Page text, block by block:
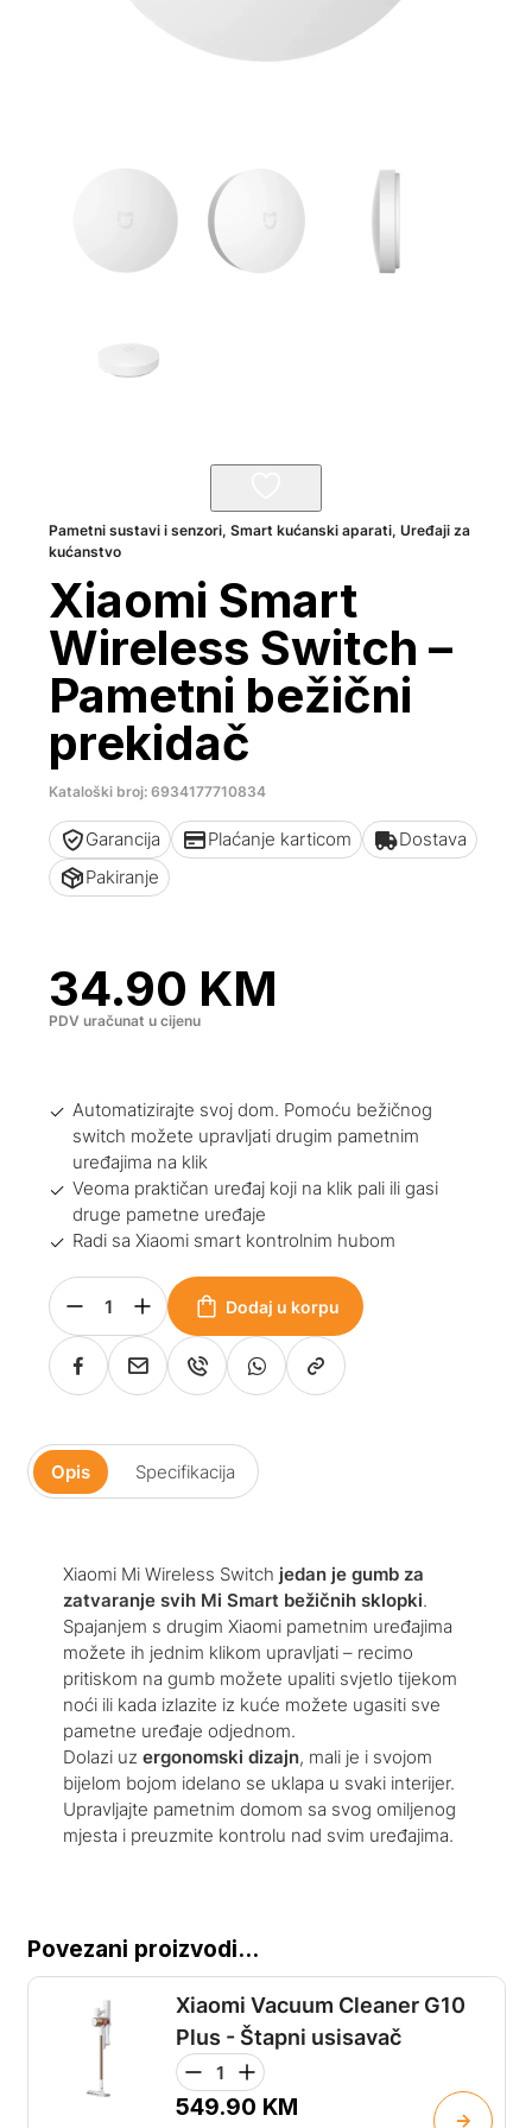
Pametni sustavi i senzori,Smart kućanski aparati,Uređaji za
kućanstvo
Xiaomi Smart
Wireless Switch –
Pametni bežični
prekidač
Kataloški broj: 6934177710834
Garancija Plaćanje karticom
Dostava
Pakiranje
34.90 KM
PDV uračunat u cijenu
Automatizirajte svoj dom. Pomoću bežičnog
switch možete upravljati drugim pametnim
uređajima na klik
Veoma praktičan uređaj koji na klik pali ili gasi
druge pametne uređaje
Radi sa Xiaomi smart kontrolnim hubom
Dodaj u korpu
Opis Specifikacija
Xiaomi Mi Wireless Switch jedan je gumb za
zatvaranje svih Mi Smart bežičnih sklopki.
Spajanjem s drugim Xiaomi pametnim uređajima
možete ih jednim klikom upravljati – recimo
pritiskom na gumb možete upaliti svjetlo tijekom
noći ili kada izlazite iz kuće možete ugasiti sve
pametne uređaje odjednom.
Dolazi uz ergonomski dizajn, mali je i svojom
bijelom bojom idelano se uklapa u svaki interijer.
Upravljajte pametnim domom sa svog omiljenog
mjesta i preuzmite kontrolu nad svim uređajima.
Povezani proizvodi...
Xiaomi Vacuum Cleaner G10
Plus - Štapni usisavač
549.90 KM